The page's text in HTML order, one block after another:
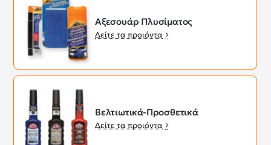
Αξεσουάρ Πλυσίματος
Δείτε τα προιόντα
Βελτιωτικά-Προσθετικά
Δείτε τα προιόντα